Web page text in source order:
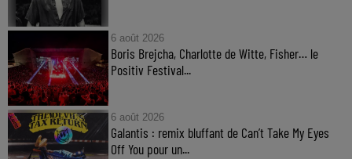
6 août 2026
Boris Brejcha, Charlotte de Witte, Fisher… le
Positiv Festival...
6 août 2026
Galantis : remix bluffant de Can’t Take My Eyes
Off You pour un...